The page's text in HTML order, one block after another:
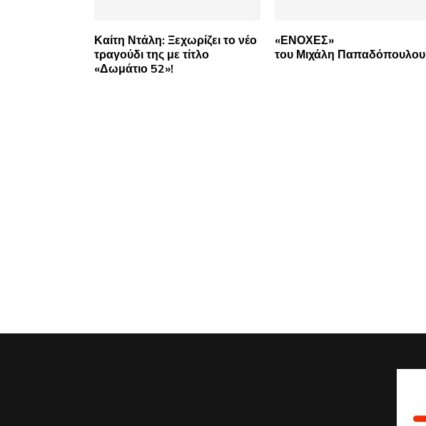
Καίτη Ντάλη: Ξεχωρίζει το νέο
τραγούδι της με τίτλο
«Δωμάτιο 52»!
«ΕΝΟΧΕΣ»
του Μιχάλη Παπαδόπουλου